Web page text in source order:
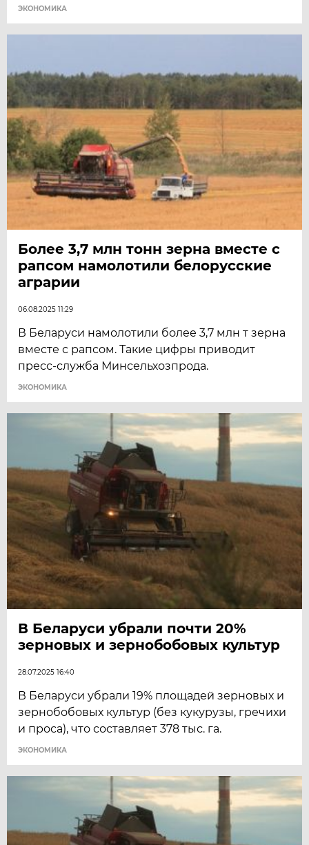
ЭКОНОМИКА
Более 3,7 млн тонн зерна вместе с
рапсом намолотили белорусские
аграрии
06.08.2025 11:29
В Беларуси намолотили более 3,7 млн т зерна
вместе с рапсом. Такие цифры приводит
пресс-служба Минсельхозпрода.
ЭКОНОМИКА
В Беларуси убрали почти 20%
зерновых и зернобобовых культур
28.07.2025 16:40
В Беларуси убрали 19% площадей зерновых и
зернобобовых культур (без кукурузы, гречихи
и проса), что составляет 378 тыс. га.
ЭКОНОМИКА